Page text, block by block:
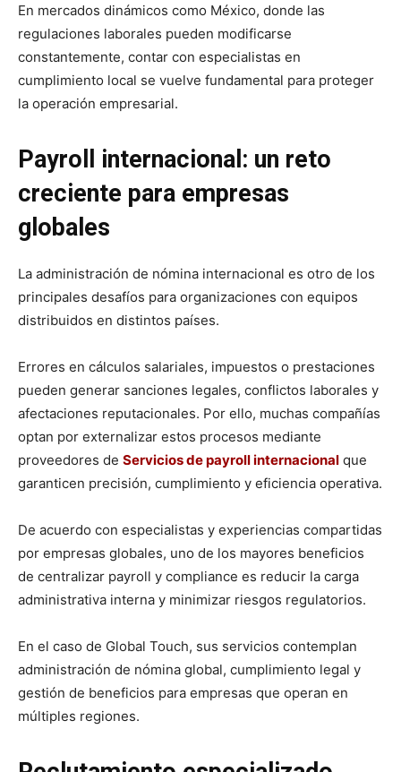
En mercados dinámicos como México, donde las
regulaciones laborales pueden modificarse
constantemente, contar con especialistas en
cumplimiento local se vuelve fundamental para proteger
la operación empresarial.
Payroll internacional: un reto
creciente para empresas
globales
La administración de nómina internacional es otro de los
principales desafíos para organizaciones con equipos
distribuidos en distintos países.
Errores en cálculos salariales, impuestos o prestaciones
pueden generar sanciones legales, conflictos laborales y
afectaciones reputacionales. Por ello, muchas compañías
optan por externalizar estos procesos mediante
proveedores de Servicios de payroll internacional que
garanticen precisión, cumplimiento y eficiencia operativa.
De acuerdo con especialistas y experiencias compartidas
por empresas globales, uno de los mayores beneficios
de centralizar payroll y compliance es reducir la carga
administrativa interna y minimizar riesgos regulatorios.
En el caso de Global Touch, sus servicios contemplan
administración de nómina global, cumplimiento legal y
gestión de beneficios para empresas que operan en
múltiples regiones.